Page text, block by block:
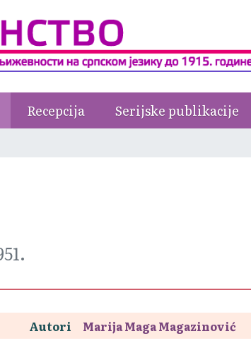
Recepcija Serijske publikacije
Autori
Marija Maga Magazinović